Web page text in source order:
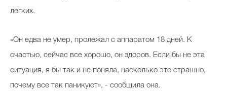
легких.
«Он едва не умер, пролежал с аппаратом 18 дней. К
счастью, сейчас все хорошо, он здоров. Если бы не эта
ситуация, я бы так и не поняла, насколько это страшно,
почему все так паникуют», - сообщила она.